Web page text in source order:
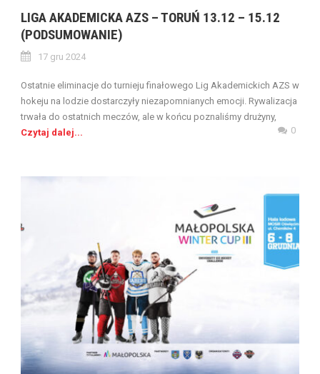
LIGA AKADEMICKA AZS – TORUŃ 13.12 – 15.12
(PODSUMOWANIE)
17 gru 2024
Ostatnie eliminacje do turnieju finałowego Lig Akademickich AZS w
hokeju na lodzie dostarczyły niezapomnianych emocji. Rywalizacja
trwała do ostatnich meczów, ale w końcu poznaliśmy drużyny,
Czytaj dalej...
0